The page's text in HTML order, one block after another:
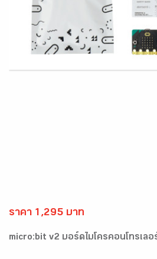
ราคา 1,295 บาท
micro:bit v2 บอร์ดไมโครคอนโทรเลอ